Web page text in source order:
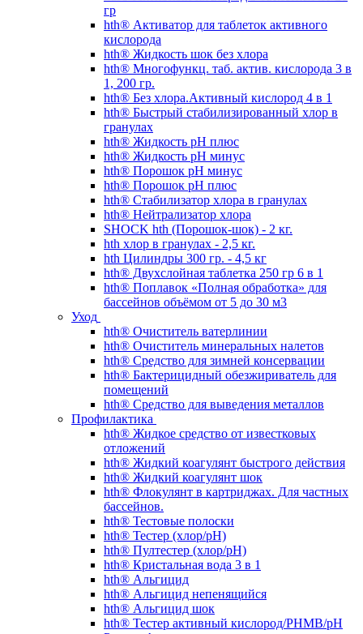
гр
hth® Активатор для таблеток активного
кислорода
hth® Жидкость шок без хлора
hth® Многофункц. таб. актив. кислорода 3 в
1, 200 гр.
hth® Без хлора.Активный кислород 4 в 1
hth® Быстрый стабилизированный хлор в
гранулах
hth® Жидкость pH плюс
hth® Жидкость pH минус
hth® Порошок pH минус
hth® Порошок pH плюс
hth® Стабилизатор хлора в гранулах
hth® Нейтрализатор хлора
SHOCK hth (Порошок-шок) - 2 кг.
hth хлор в гранулах - 2,5 кг.
hth Цилиндры 300 гр. - 4,5 кг
hth® Двухслойная таблетка 250 гр 6 в 1
hth® Поплавок «Полная обработка» для
бассейнов объёмом от 5 до 30 м3
Уход
hth® Очиститель ватерлинии
hth® Очиститель минеральных налетов
hth® Средство для зимней консервации
hth® Бактерицидный обезжириватель для
помещений
hth® Средство для выведения металлов
Профилактика
hth® Жидкое средство от известковых
отложений
hth® Жидкий коагулянт быстрого действия
hth® Жидкий коагулянт шок
hth® Флокулянт в картриджах. Для частных
бассейнов.
hth® Тестовые полоски
hth® Тестер (хлор/pH)
hth® Пултестер (хлор/pH)
hth® Кристальная вода 3 в 1
hth® Альгицид
hth® Альгицид непенящийся
hth® Альгицид шок
hth® Тестер активный кислород/PHMB/pH